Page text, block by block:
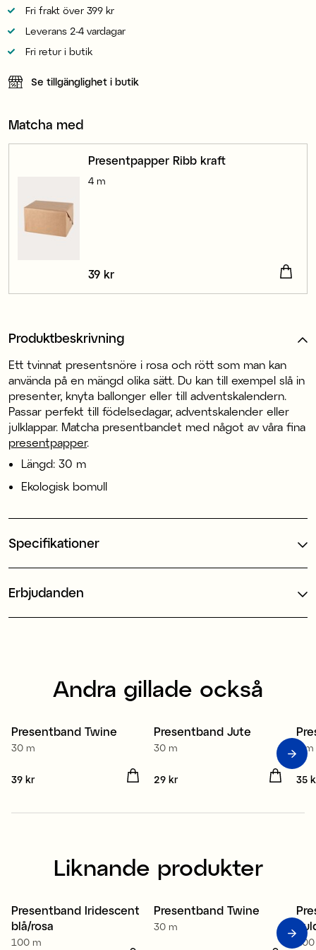
Fri frakt över 399 kr
Leverans 2-4 vardagar
Fri retur i butik
Se tillgänglighet i butik
Matcha med
Presentpapper Ribb kraft
4 m
Pris:
39 kr
Produktbeskrivning
Ett tvinnat presentsnöre i rosa och rött som man kan
använda på en mängd olika sätt. Du kan till exempel slå in
presenter, knyta ballonger eller till adventskalendern.
Passar perfekt till födelsedagar, adventskalender eller
julklappar. Matcha presentbandet med något av våra fina
presentpapper.
Längd: 30 m
Ekologisk bomull
Specifikationer
Erbjudanden
Andra gillade också
4 för 3
Presentband Twine
30 m
Pris:
39 kr
4 för 3
Presentband Jute
30 m
Pris:
29 kr
5 m
Pris
35
Liknande produkter
4 för 3
Presentband Iridescent
blå/rosa
100 m
4 för 3
Presentband Twine
30 m